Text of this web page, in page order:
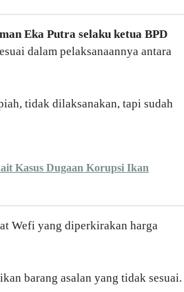
Eka Putra selaku ketua BPD
dalam pelaksanaannya antara
tidak dilaksanakan, tapi sudah
Kasus Dugaan Korupsi Ikan
Wefi yang diperkirakan harga
barang asalan yang tidak sesuai.